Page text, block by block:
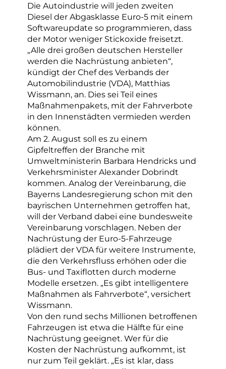
Die Autoindustrie will jeden zweiten
Diesel der Abgasklasse Euro-5 mit einem
Softwareupdate so programmieren, dass
der Motor weniger Stickoxide freisetzt.
„Alle drei großen deutschen Hersteller
werden die Nachrüstung anbieten“,
kündigt der Chef des Verbands der
Automobilindustrie (VDA), Matthias
Wissmann, an. Dies sei Teil eines
Maßnahmenpakets, mit der Fahrverbote
in den Innenstädten vermieden werden
können.
Am 2. August soll es zu einem
Gipfeltreffen der Branche mit
Umweltministerin Barbara Hendricks und
Verkehrsminister Alexander Dobrindt
kommen. Analog der Vereinbarung, die
Bayerns Landesregierung schon mit den
bayrischen Unternehmen getroffen hat,
will der Verband dabei eine bundesweite
Vereinbarung vorschlagen. Neben der
Nachrüstung der Euro-5-Fahrzeuge
plädiert der VDA für weitere Instrumente,
die den Verkehrsfluss erhöhen oder die
Bus- und Taxiflotten durch moderne
Modelle ersetzen. „Es gibt intelligentere
Maßnahmen als Fahrverbote“, versichert
Wissmann.
Von den rund sechs Millionen betroffenen
Fahrzeugen ist etwa die Hälfte für eine
Nachrüstung geeignet. Wer für die
Kosten der Nachrüstung aufkommt, ist
nur zum Teil geklärt. „Es ist klar, dass